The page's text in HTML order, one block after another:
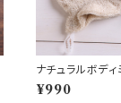
ナチュラルボディ
ン
¥990